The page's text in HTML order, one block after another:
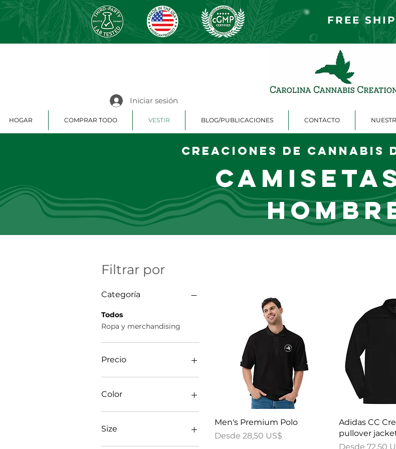
FREE S
Iniciar sesión
HOGAR COMPRAR TODO VESTIR BLOG/PUBLICACIONES CONTACTO
Creaciones de cannabis
Filtrar por
Categoría
Todos
Ropa y merchandising
Precio
28 US$
Color
Black
Navy
Size
Vista rápida
Men's Premium Polo
Desde28,50 US$
Precio de oferta
Vista
Adidas CC
pullover
Desde 72,50
Precio de